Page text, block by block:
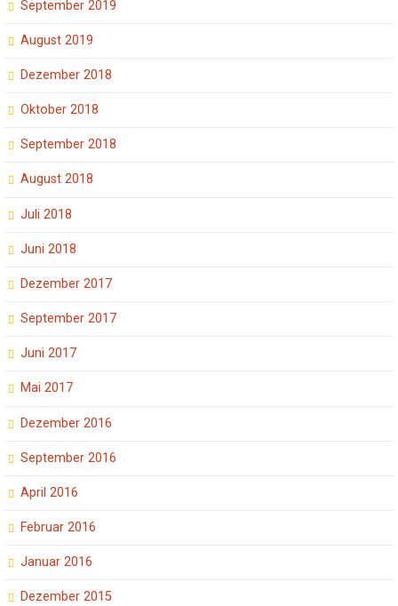
September 2019
August 2019
Dezember 2018
Oktober 2018
September 2018
August 2018
Juli 2018
Juni 2018
Dezember 2017
September 2017
Juni 2017
Mai 2017
Dezember 2016
September 2016
April 2016
Februar 2016
Januar 2016
Dezember 2015